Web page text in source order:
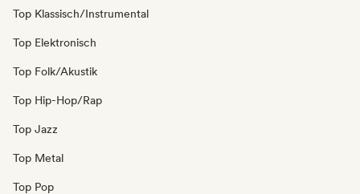
Top Klassisch/Instrumental
Top Elektronisch
Top Folk/Akustik
Top Hip-Hop/Rap
Top Jazz
Top Metal
Top Pop